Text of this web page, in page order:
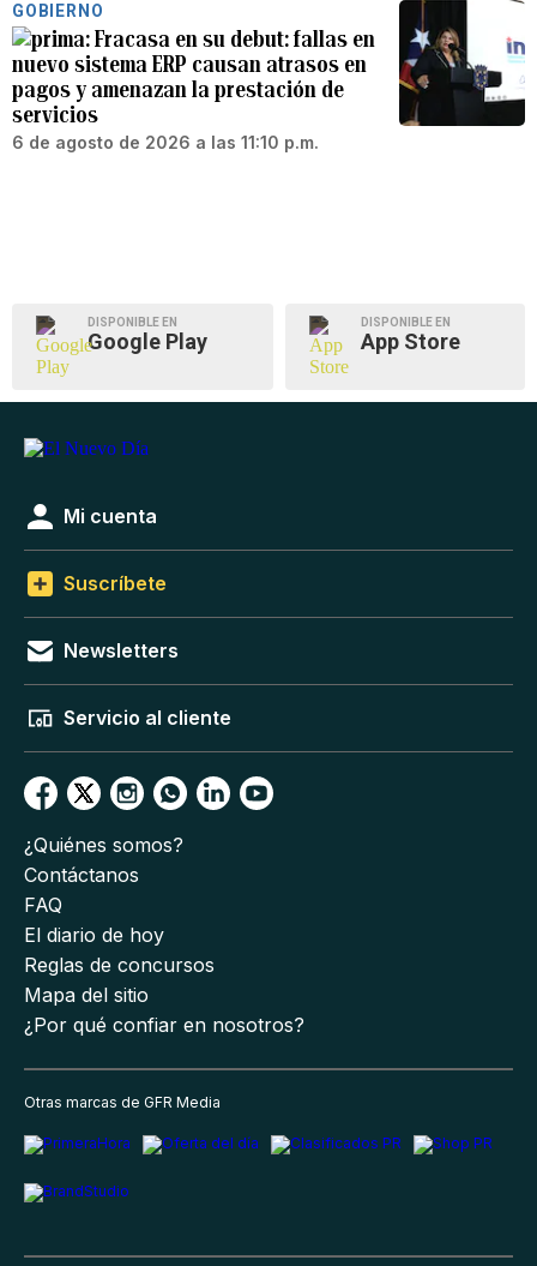
GOBIERNO
Fracasa en su debut: fallas en
nuevo sistema ERP causan atrasos en
pagos y amenazan la prestación de
servicios
6 de agosto de 2026 a las 11:10 p.m.
DISPONIBLE EN
Google Play
DISPONIBLE EN
App Store
Mi cuenta
Suscríbete
Newsletters
Servicio al cliente
¿Quiénes somos?
Contáctanos
FAQ
El diario de hoy
Reglas de concursos
Mapa del sitio
¿Por qué confiar en nosotros?
Otras marcas de GFR Media